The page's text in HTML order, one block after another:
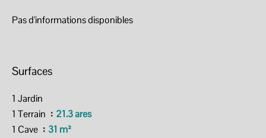
Pas d'informations disponibles
Surfaces
1 Jardin
1 Terrain
21.3 ares
1 Cave
31 m²